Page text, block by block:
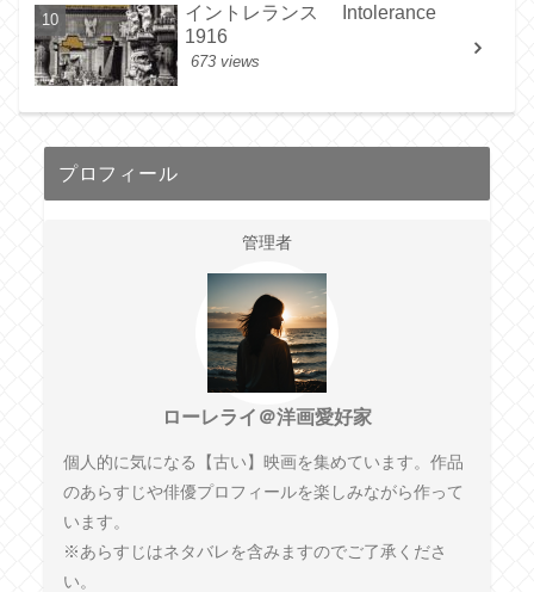
イントレランス Intolerance
1916
673 views
プロフィール
管理者
ローレライ＠洋画愛好家
個人的に気になる【古い】映画を集めています。作品
のあらすじや俳優プロフィールを楽しみながら作って
います。
※あらすじはネタバレを含みますのでご了承くださ
い。